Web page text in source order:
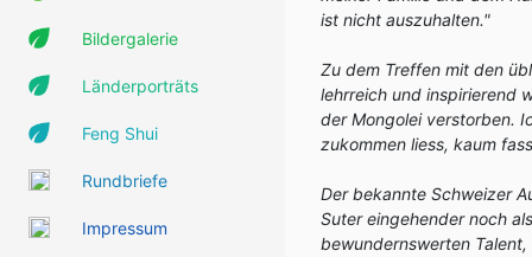
Bildergalerie
Länderporträts
Feng Shui
Rundbriefe
Impressum
ist nicht auszuhalten."
Zu dem Treffen mit den
lehrreich und inspirierend
der Mongolei verstorben.
zukommen liess, kaum
Der bekannte Schweizer
Suter eingehender noch
bewundernswerten